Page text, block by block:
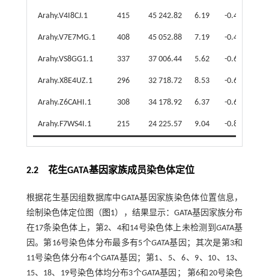
Arahy.V4I8CJ.1 415 45 242.82 6.19 -0.42
Arahy.V7E7MG.1 408 45 052.88 7.19 -0.43
Arahy.VS8GG1.1 337 37 006.44 5.62 -0.60
Arahy.X8E4UZ.1 296 32 718.72 8.53 -0.62
Arahy.Z6CAHI.1 308 34 178.92 6.37 -0.68
Arahy.F7WS4I.1 215 24 225.57 9.04 -0.83
2.2 花生GATA基因家族成员染色体定位
根据花生基因组数据库中GATA基因家族染色体位置信息，
绘制染色体定位图（ 图1），结果显示：GATA基因家族分布
在17条染色体上，第2、4和14号染色体上未检测到GATA基
因。第16号染色体分布最多有5个GATA基因；其次是第3和
11号染色体分布4个GATA基因；第1、5、6、9、10、13、
15、18、19号染色体均分布3个GATA基因； 第6和20号染色